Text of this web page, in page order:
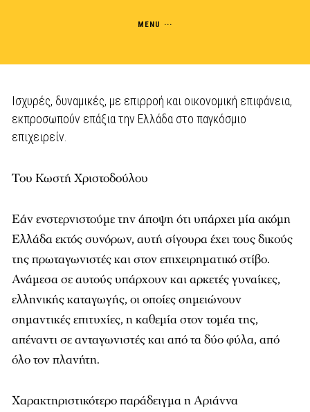
Ισχυρές, δυναμικές, με επιρροή και οικονομική επιφάνεια,
εκπροσωπούν επάξια την Ελλάδα στο παγκόσμιο
επιχειρείν.
Του Κωστή Χριστοδούλου
Εάν ενστερνιστούμε την άποψη ότι υπάρχει μία ακόμη
Ελλάδα εκτός συνόρων, αυτή σίγουρα έχει τους δικούς
της πρωταγωνιστές και στον επιχειρηματικό στίβο.
Ανάμεσα σε αυτούς υπάρχουν και αρκετές γυναίκες,
ελληνικής καταγωγής, οι οποίες σημειώνουν
σημαντικές επιτυχίες, η καθεμία στον τομέα της,
απέναντι σε ανταγωνιστές και από τα δύο φύλα, από
όλο τον πλανήτη.
Χαρακτηριστικότερο παράδειγμα η Αριάννα